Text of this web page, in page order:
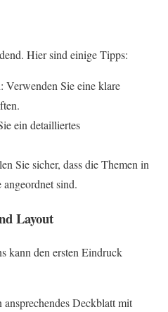
Hier sind einige Tipps:
: Verwenden Sie eine klare
ein detailliertes
Sie sicher, dass die Themen in
sind.
Layout
kann den ersten Eindruck
ansprechendes Deckblatt mit